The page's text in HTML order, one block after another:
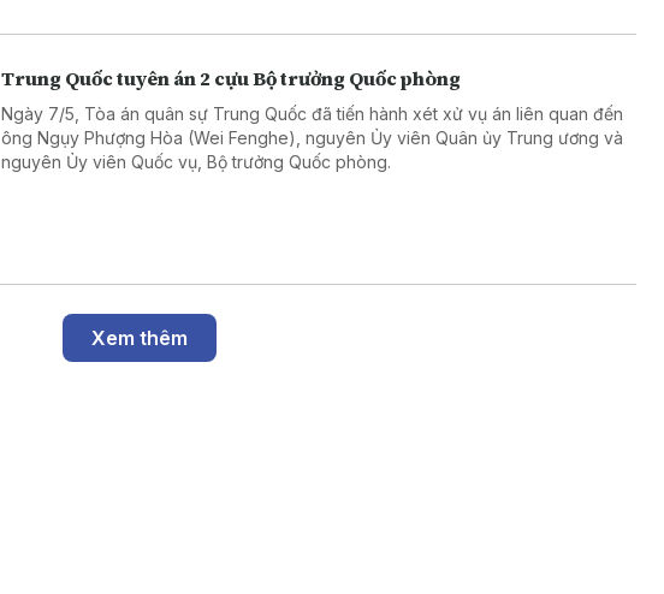
Trung Quốc tuyên án 2 cựu Bộ trưởng Quốc phòng
Ngày 7/5, Tòa án quân sự Trung Quốc đã tiến hành xét xử vụ án liên quan đến
ông Ngụy Phượng Hòa (Wei Fenghe), nguyên Ủy viên Quân ủy Trung ương và
nguyên Ủy viên Quốc vụ, Bộ trưởng Quốc phòng.
Xem thêm